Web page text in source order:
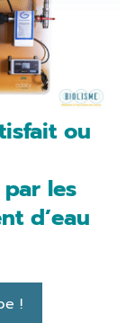
ou
les
d’eau
!